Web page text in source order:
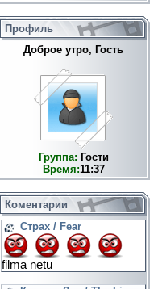
Профиль
Доброе утро, Гость
Группа: Гости
Время:11:37
Коментарии
Страх / Fear
filma netu